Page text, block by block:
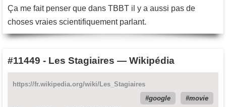
Ça me fait penser que dans TBBT il y a aussi pas de
choses vraies scientifiquement parlant.
#11449 - Les Stagiaires — Wikipédia
https://fr.wikipedia.org/wiki/Les_Stagiaires
google
movie